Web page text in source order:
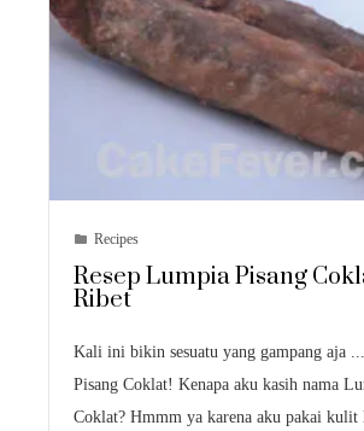
Recipes
Resep Lumpia Pisang
Ribet
Kali ini bikin sesuatu yang gampang aja
Pisang Coklat! Kenapa aku kasih nama
Coklat? Hmmm ya karena aku pakai kulit